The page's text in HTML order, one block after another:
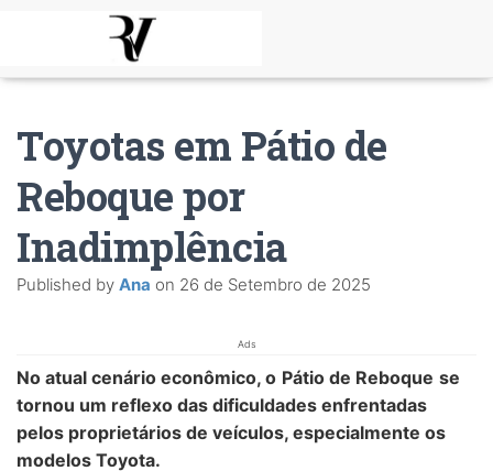
Toyotas em Pátio de
Reboque por
Inadimplência
Published by Ana on 26 de Setembro de 2025
Ads
No atual cenário econômico, o Pátio de Reboque se
tornou um reflexo das dificuldades enfrentadas
pelos proprietários de veículos, especialmente os
modelos Toyota.